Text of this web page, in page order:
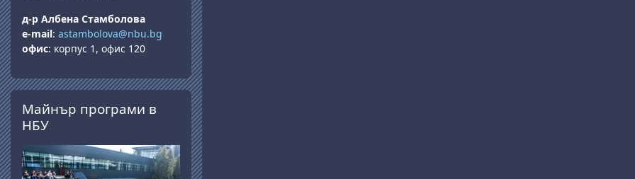
д-р Албена Стамболова
e-mail: astambolova@nbu.bg
офис: корпус 1, офис 120
Прескочи Майнър програми в НБУ
Майнър програми в
НБУ